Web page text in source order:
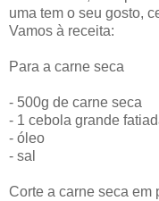
uma tem o seu gosto,
Vamos à receita:
Para a carne seca
- 500g de carne seca
- 1 cebola grande
- óleo
- sal
Corte a carne seca em